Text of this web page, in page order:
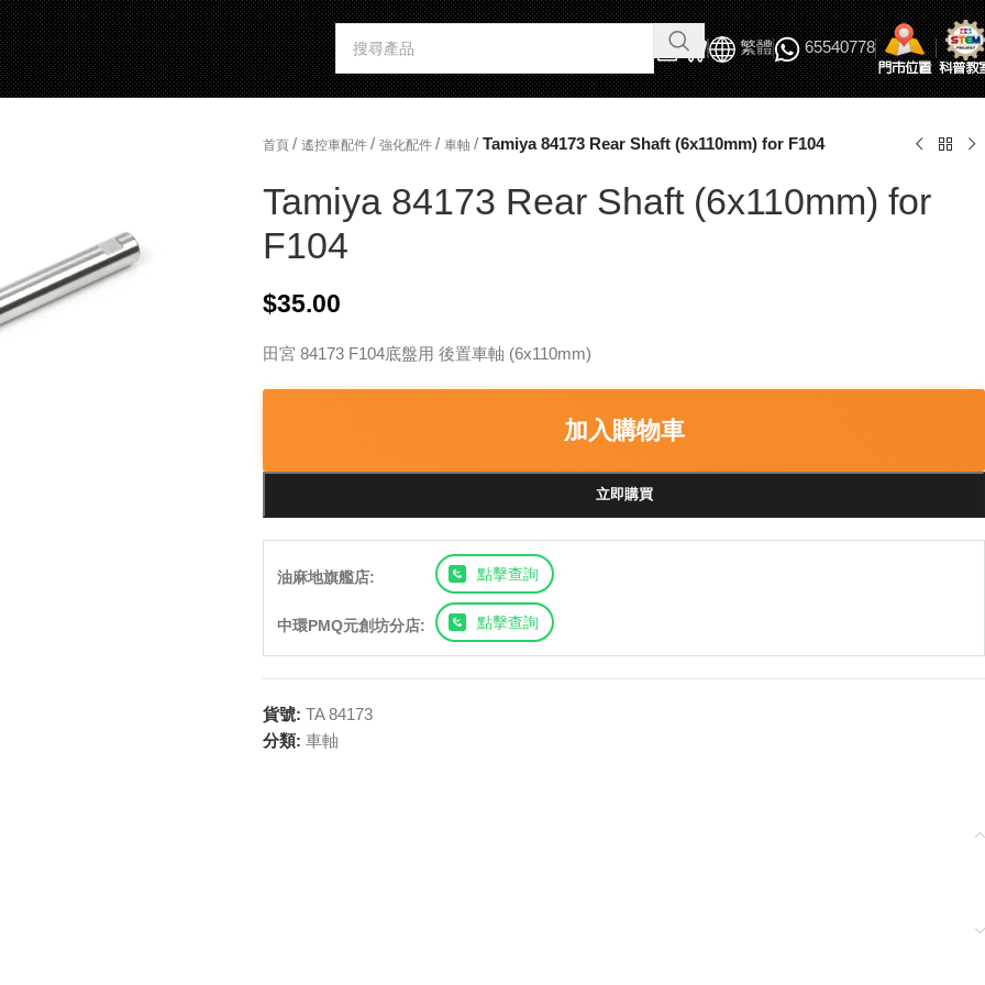
繁體 65540778
首頁 / 遙控車配件 / 強化配件 / 車軸 / Tamiya 84173 Rear Shaft (6x110mm) for F104
Tamiya 84173 Rear Shaft (6x110mm) for
F104
$35.00
田宮 84173 F104底盤用 後置車軸 (6x110mm)
加入購物車
立即購買
油麻地旗艦店: 點擊查詢
中環PMQ元創坊分店: 點擊查詢
貨號: TA 84173
分類: 車軸